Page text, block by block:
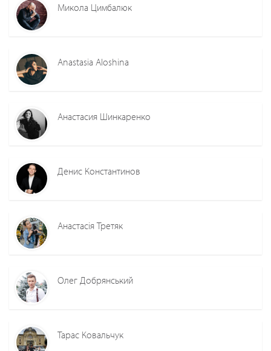
Микола Цимбалюк
Anastasia Aloshina
Анастасия Шинкаренко
Денис Константинов
Анастасія Третяк
Олег Добрянський
Тарас Ковальчук